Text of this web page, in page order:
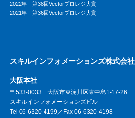
2022年 第38回Vectorプロレジ大賞
2021年 第36回Vectorプロレジ大賞
スキルインフォメーションズ株式会社
大阪本社
〒533-0033 大阪市東淀川区東中島1-17-26
スキルインフォメーションズビル
Tel 06-6320-4199／Fax 06-6320-4198